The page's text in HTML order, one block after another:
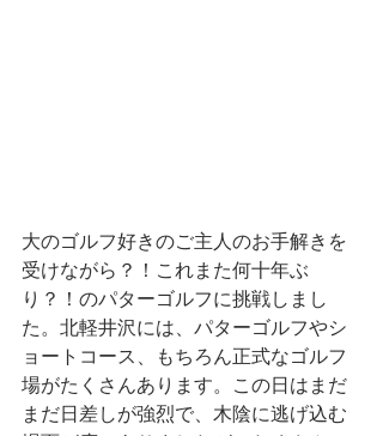
大のゴルフ好きのご主人のお手解きを
受けながら？！これまた何十年ぶ
り？！のパターゴルフに挑戦しまし
た。北軽井沢には、パターゴルフやシ
ョートコース、もちろん正式なゴルフ
場がたくさんあります。この日はまだ
まだ日差しが強烈で、木陰に逃げ込む